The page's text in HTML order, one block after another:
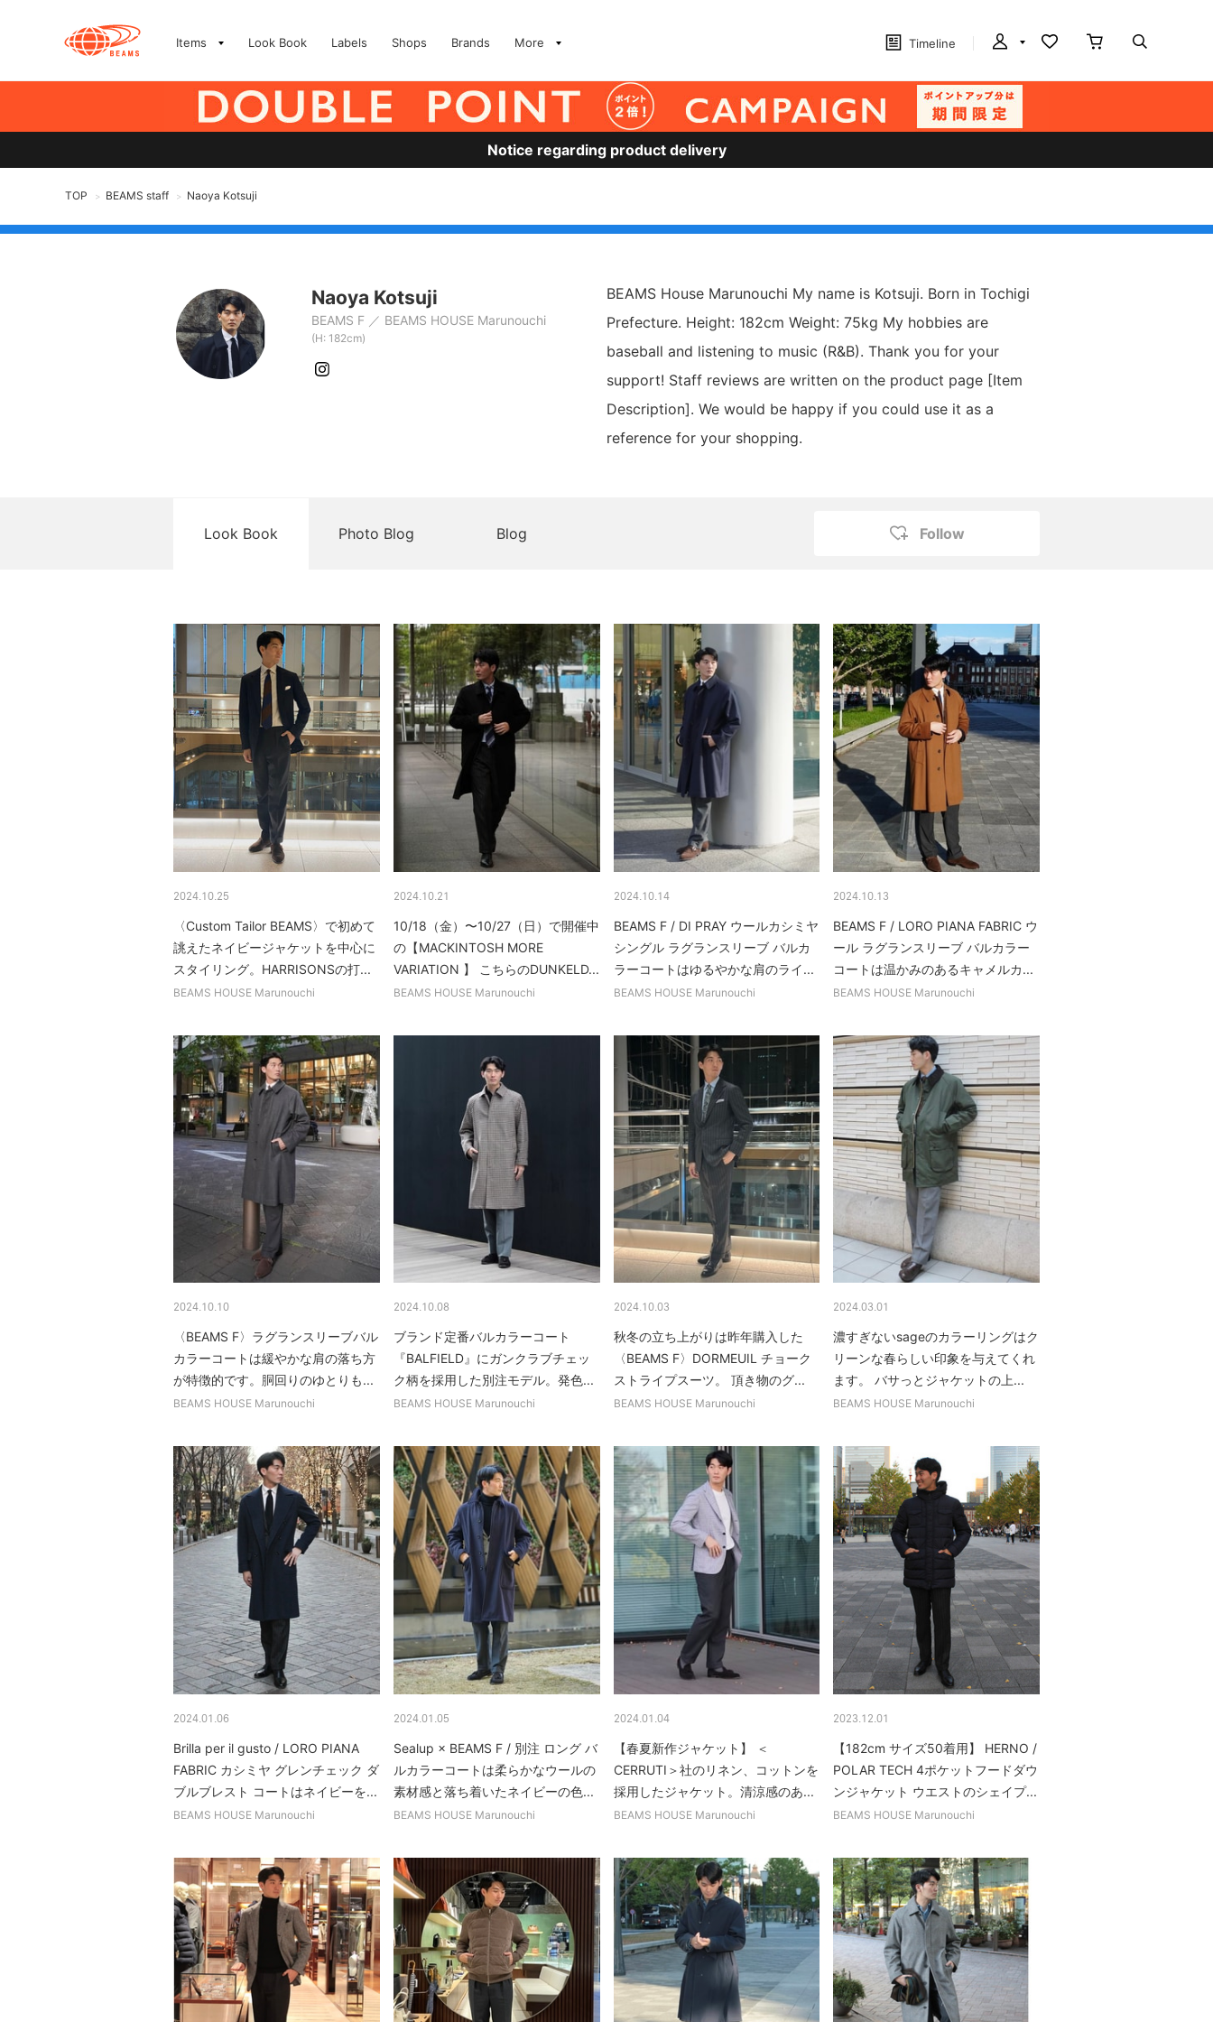
Items Look Book Labels Shops Brands More Timeline
Notice regarding product delivery
TOP > BEAMS staff > Naoya Kotsuji
Naoya Kotsuji
BEAMS F BEAMS HOUSE Marunouchi
(H: 182cm)
BEAMS House Marunouchi My name is Kotsuji. Born in Tochigi
Prefecture. Height: 182cm Weight: 75kg My hobbies are
baseball and listening to music (R&B). Thank you for your
support! Staff reviews are written on the product page [Item
Description]. We would be happy if you could use it as a
reference for your shopping.
Look Book Photo Blog Blog Follow
2024.10.25
〈Custom Tailor BEAMS〉で初めて
誂えたネイビージャケットを中心に
スタイリング。HARRISONSの打...
BEAMS HOUSE Marunouchi
2024.10.21
10/18（金）〜10/27（日）で開催中
の【MACKINTOSH MORE
VARIATION 】 こちらのDUNKELD...
BEAMS HOUSE Marunouchi
2024.10.14
BEAMS F / DI PRAY ウールカシミヤ
シングル ラグランスリーブ バルカ
ラーコートはゆるやかな肩のライ...
BEAMS HOUSE Marunouchi
2024.10.13
BEAMS F / LORO PIANA FABRIC ウ
ール ラグランスリーブ バルカラー
コートは温かみのあるキャメルカ...
BEAMS HOUSE Marunouchi
2024.10.10
〈BEAMS F〉ラグランスリーブバル
カラーコートは緩やかな肩の落ち方
が特徴的です。胴回りのゆとりも...
BEAMS HOUSE Marunouchi
2024.10.08
ブランド定番バルカラーコート
『BALFIELD』にガンクラブチェッ
ク柄を採用した別注モデル。発色...
BEAMS HOUSE Marunouchi
2024.10.03
秋冬の立ち上がりは昨年購入した
〈BEAMS F〉DORMEUIL チョーク
ストライプスーツ。 頂き物のグ...
BEAMS HOUSE Marunouchi
2024.03.01
濃すぎないsageのカラーリングはク
リーンな春らしい印象を与えてくれ
ます。 バサっとジャケットの上...
BEAMS HOUSE Marunouchi
2024.01.06
Brilla per il gusto / LORO PIANA
FABRIC カシミヤ グレンチェック ダ
ブルブレスト コートはネイビーを...
BEAMS HOUSE Marunouchi
2024.01.05
Sealup × BEAMS F / 別注 ロング バ
ルカラーコートは柔らかなウールの
素材感と落ち着いたネイビーの色...
BEAMS HOUSE Marunouchi
2024.01.04
【春夏新作ジャケット】 ＜
CERRUTI＞社のリネン、コットンを
採用したジャケット。清涼感のあ...
BEAMS HOUSE Marunouchi
2023.12.01
【182cm サイズ50着用】 HERNO /
POLAR TECH 4ポケットフードダウ
ンジャケット ウエストのシェイプ...
BEAMS HOUSE Marunouchi